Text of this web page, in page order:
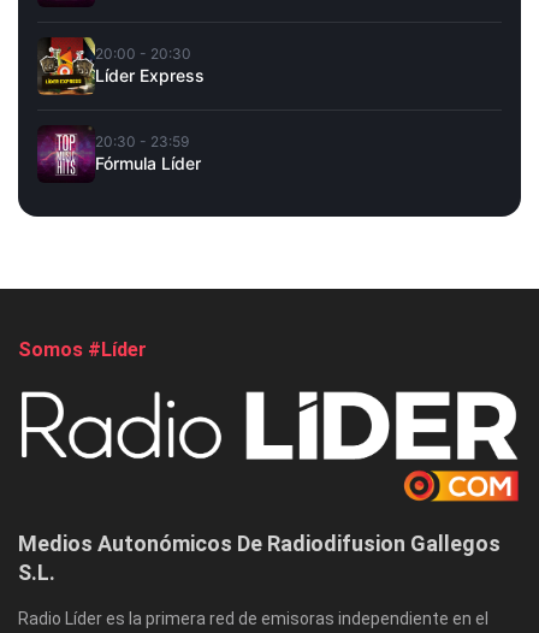
20:00 - 20:30
Líder Express
20:30 - 23:59
Fórmula Líder
Somos #Líder
Medios Autonómicos De Radiodifusion Gallegos
S.L.
Radio Líder es la primera red de emisoras independiente en el